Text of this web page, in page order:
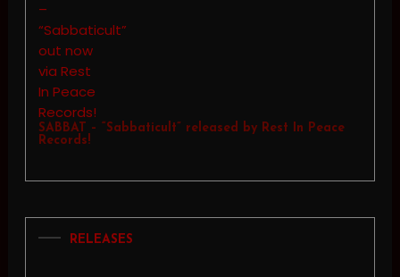
SABBAT – “Sabbaticult” released by Rest In Peace
Records!
RELEASES